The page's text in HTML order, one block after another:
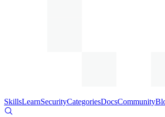
SkillsLearnSecurityCategoriesDocsCommunity